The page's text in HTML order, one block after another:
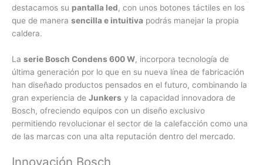
destacamos su pantalla led, con unos botones táctiles en los
que de manera sencilla e intuitiva podrás manejar la propia
caldera.
La serie Bosch Condens 600 W, incorpora tecnología de
última generación por lo que en su nueva línea de fabricación
han diseñado productos pensados en el futuro, combinando la
gran experiencia de Junkers y la capacidad innovadora de
Bosch, ofreciendo equipos con un diseño exclusivo
permitiendo revolucionar el sector de la calefacción como una
de las marcas con una alta reputación dentro del mercado.
Innovación Bosch